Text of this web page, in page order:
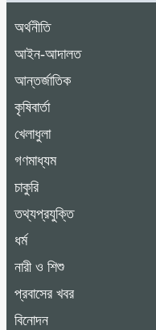
অর্থনীতি
আইন-আদালত
আন্তর্জাতিক
কৃষিবার্তা
খেলাধুলা
গণমাধ্যম
চাকুরি
তথ্যপ্রযুক্তি
ধর্ম
নারী ও শিশু
প্রবাসের খবর
বিনোদন